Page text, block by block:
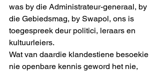
was by die Administrateur-generaal, by
die Gebiedsmag, by Swapol, ons is
toegespreek deur politici, leraars en
kultuurleiers.
Wat van daardie klandestiene besoekie
nie openbare kennis geword het nie,